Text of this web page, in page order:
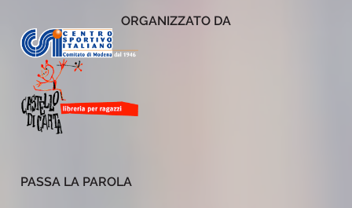
ORGANIZZATO DA
PASSA LA PAROLA